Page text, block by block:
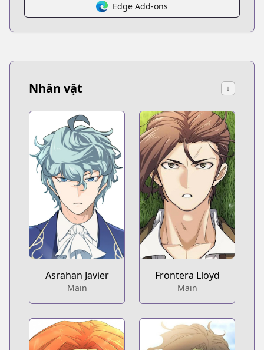
Edge Add-ons
Nhân vật ↓
Asrahan Javier
Main
Frontera Lloyd
Main